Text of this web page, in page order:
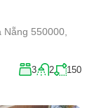
550000,
3 2 150